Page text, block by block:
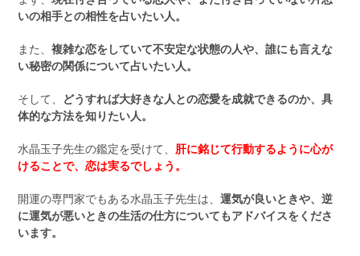
いの相手との相性を占いたい人。
また、複雑な恋をしていて不安定な状態の人や、誰にも言えな
い秘密の関係について占いたい人。
そして、 どうすれば大好きな人との恋愛を成就できるのか、具
体的な方法を知りたい人。
水晶玉子先生の鑑定を受けて、 肝に銘じて行動するように心が
けることで、恋は実るでしょう。
開運の専門家でもある水晶玉子先生は、運気が良いときや、逆
に運気が悪いときの生活の仕方についてもアドバイスをくださ
います。